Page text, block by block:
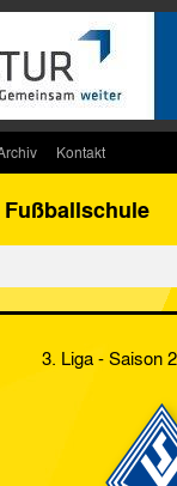
Ahnentafel
Kontakt
Fußballschule
3. Liga - Saison